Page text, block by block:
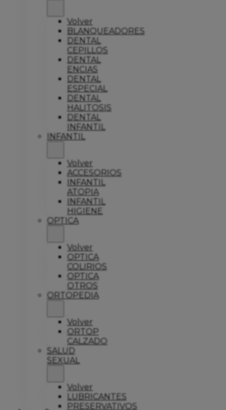
Volver
BLANQUEADORES
DENTAL
CEPILLOS
DENTAL
ENCIAS
DENTAL
ESPECIAL
DENTAL
HALITOSIS
DENTAL
INFANTIL
INFANTIL
Volver
ACCESORIOS
INFANTIL
ATOPIA
INFANTIL
HIGIENE
OPTICA
Volver
OPTICA
COLIRIOS
OPTICA
OTROS
ORTOPEDIA
Volver
ORTOP
CALZADO
SALUD
SEXUAL
Volver
LUBRICANTES
PRESERVATIVOS